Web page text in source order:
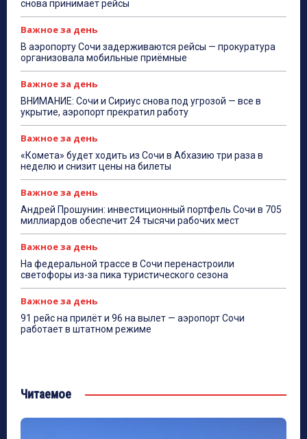
снова принимает рейсы
Важное за день
В аэропорту Сочи задерживаются рейсы — прокуратура
организовала мобильные приёмные
Важное за день
ВНИМАНИЕ: Сочи и Сириус снова под угрозой — все в
укрытие, аэропорт прекратил работу
Важное за день
«Комета» будет ходить из Сочи в Абхазию три раза в
неделю и снизит цены на билеты
Важное за день
Андрей Прошунин: инвестиционный портфель Сочи в 705
миллиардов обеспечит 24 тысячи рабочих мест
Важное за день
На федеральной трассе в Сочи перенастроили
светофоры из-за пика туристического сезона
Важное за день
91 рейс на прилёт и 96 на вылет — аэропорт Сочи
работает в штатном режиме
Читаемое